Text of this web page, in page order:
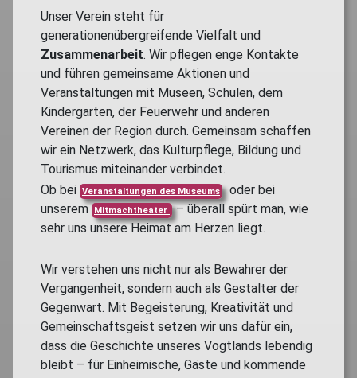
Unser Verein steht für
generationenübergreifende Vielfalt und
Zusammenarbeit. Wir pflegen enge Kontakte
und führen gemeinsame Aktionen und
Veranstaltungen mit Museen, Schulen, dem
Kindergarten, der Feuerwehr und anderen
Vereinen der Region durch. Gemeinsam schaffen
wir ein Netzwerk, das Kulturpflege, Bildung und
Tourismus miteinander verbindet.
Ob bei Veranstaltungen des Museums
oder bei
unserem Mitmachtheater
– überall spürt man, wie
sehr uns unsere Heimat am Herzen liegt.
Wir verstehen uns nicht nur als Bewahrer der
Vergangenheit, sondern auch als Gestalter der
Gegenwart. Mit Begeisterung, Kreativität und
Gemeinschaftsgeist setzen wir uns dafür ein,
dass die Geschichte unseres Vogtlands lebendig
bleibt – für Einheimische, Gäste und kommende